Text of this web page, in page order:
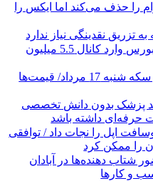
را حذف می‌کند اما ایکس را
به تزریق نقدینگی نیاز ندارد
شاخص کل بورس وارد کانال 5.5 میلیون
قیمت طلا و سکه شنبه 17 مرداد/ قیمت‌ها
پزشک بدون دانش تخصصی
حرفه‌ای داشته باشد
اپل را نجات داد / توافقی
را ممکن کرد
‌دهنده‌ها در آبادان
و کارها